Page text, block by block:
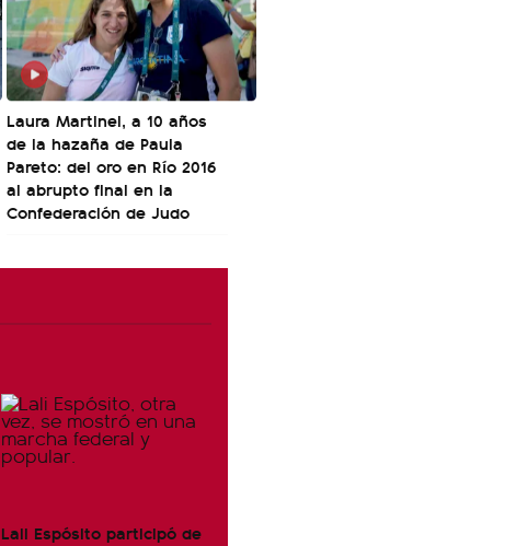
Laura Martinel, a 10 años
de la hazaña de Paula
Pareto: del oro en Río 2016
al abrupto final en la
Confederación de Judo
Lali Espósito participó de